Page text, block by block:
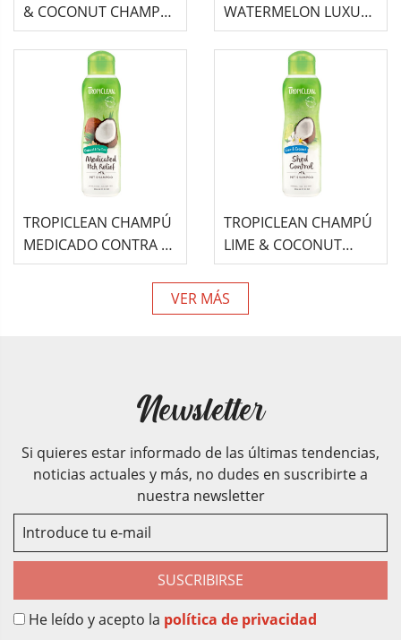
& COCONUT CHAMPÚ
Y ACONDICIONADOR 2
EN 1 DE LUJO PARA
MASCO...
WATERMELON LUXURY
CHAMPÚ Y
ACONDICIONADOR 2
EN 1 PARA MASCOTAS
TROPICLEAN CHAMPÚ
MEDICADO CONTRA EL
PICOR CON AVENA Y
ÁRBOL DEL TÉ PARA
TROPICLEAN CHAMPÚ
LIME & COCONUT
SHED CONTROL PARA
MASCOTAS 355 ML
VER MÁS
Newsletter
Si quieres estar informado de las últimas tendencias,
noticias actuales y más, no dudes en suscribirte a
nuestra newsletter
SUSCRIBIRSE
He leído y acepto la política de privacidad